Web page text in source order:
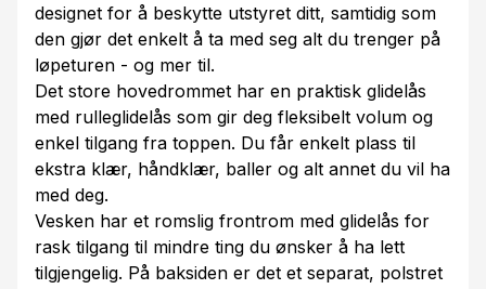
designet for å beskytte utstyret ditt, samtidig som
den gjør det enkelt å ta med seg alt du trenger på
løpeturen - og mer til.
Det store hovedrommet har en praktisk glidelås
med rulleglidelås som gir deg fleksibelt volum og
enkel tilgang fra toppen. Du får enkelt plass til
ekstra klær, håndklær, baller og alt annet du vil ha
med deg.
Vesken har et romslig frontrom med glidelås for
rask tilgang til mindre ting du ønsker å ha lett
tilgjengelig. På baksiden er det et separat, polstret